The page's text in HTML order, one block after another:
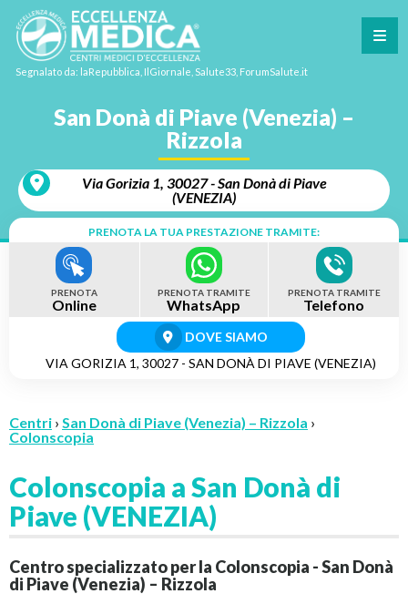
Segnalato da: laRepubblica, IlGiornale, Salute33, ForumSalute.it
San Donà di Piave (Venezia) –
Rizzola
Via Gorizia 1, 30027 - San Donà di Piave
(VENEZIA)
PRENOTA LA TUA PRESTAZIONE TRAMITE:
PRENOTA
Online
PRENOTA TRAMITE
WhatsApp
PRENOTA TRAMITE
Telefono
DOVE SIAMO
VIA GORIZIA 1, 30027 - SAN DONÀ DI PIAVE (VENEZIA)
Centri › San Donà di Piave (Venezia) – Rizzola ›
Colonscopia
Colonscopia a San Donà di
Piave (VENEZIA)
Centro specializzato per la Colonscopia - San Donà
di Piave (Venezia) – Rizzola